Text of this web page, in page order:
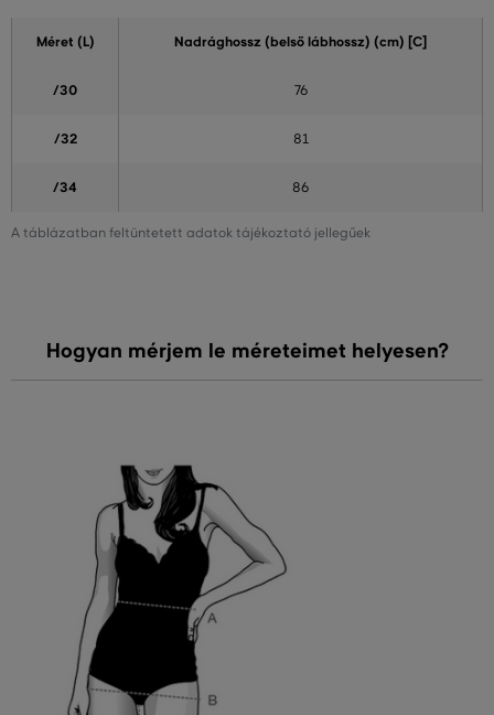
A táblázatban feltüntetett adatok tájékoztató jellegűek
Méret (L) Nadrághossz (belső lábhossz) (cm) [C]
/30 76
/32 81
/34 86
Hogyan mérjem le méreteimet helyesen?